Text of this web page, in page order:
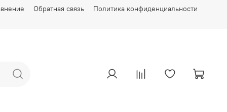
Обратная связь Политика конфиденциальности